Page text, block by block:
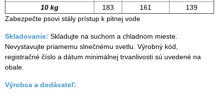
10 kg
183 161
139
Zabezpečte psovi stály prístup k pitnej vode
Skladovanie: Skladujte na suchom a chladnom mieste.
Nevystavujte priamemu slnečnému svetlu. Výrobný kód,
registračné číslo a dátum minimálnej trvanlivosti sú uvedené na
obale.
Výrobca a dodávateľ: